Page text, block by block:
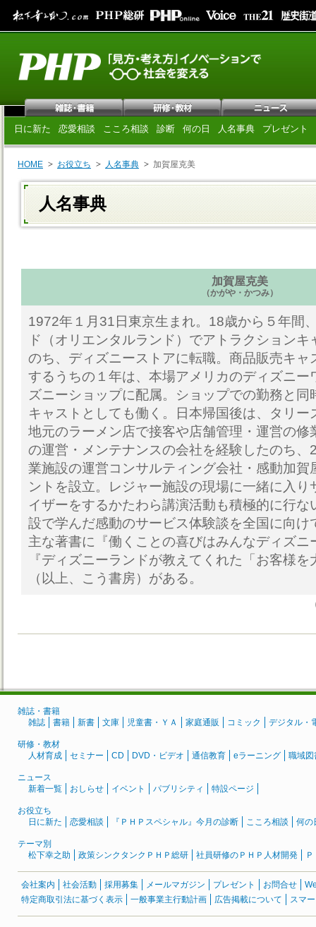
日に新た 恋愛相談 こころ相談 診断 何の日 人名事典 プレゼント
HOME お役立ち 人名事典 加賀屋克美
人名事典
加賀屋克美
（かがや・かつみ）
1972年１月31日東京生まれ。18歳から５年間
ド（オリエンタルランド）でアトラクション
のち、ディズニーストアに転職。商品販売キャ
するうちの１年は、本場アメリカのディズニー
ズニーショップに配属。ショップでの勤務と同
キャストとしても働く。日本帰国後は、タリー
地元のラーメン店で接客や店舗管理・運営の修
の運営・メンテナンスの会社を経験したのち
業施設の運営コンサルティング会社・感動加賀
ントを設立。レジャー施設の現場に一緒に入り
イザーをするかたわら講演活動も積極的に行な
設で学んだ感動のサービス体験談を全国に向け
主な著書に『働くことの喜びはみんなディズニ
『ディズニーランドが教えてくれた「お客様
（以上、こう書房）がある。
雑誌・書籍
雑誌
書籍 新書 文庫 児童書・ＹＡ 家庭通販 コミック デジタル・
研修・教材
人材育成
セミナー CD DVD・ビデオ 通信教育 eラーニング 職域図
ニュース
新着一覧
おしらせ イベント パブリシティ 特設ページ
お役立ち
日に新た
恋愛相談 『ＰＨＰスペシャル』今月の診断 こころ相談 何の
テーマ別
松下幸之助
政策シンクタンクＰＨＰ総研 社員研修のＰＨＰ人材開発
会社案内 社会活動 採用募集 メールマガジン プレゼント お問合せ
特定商取引法に基づく表示
一般事業主行動計画 広告掲載について スマ